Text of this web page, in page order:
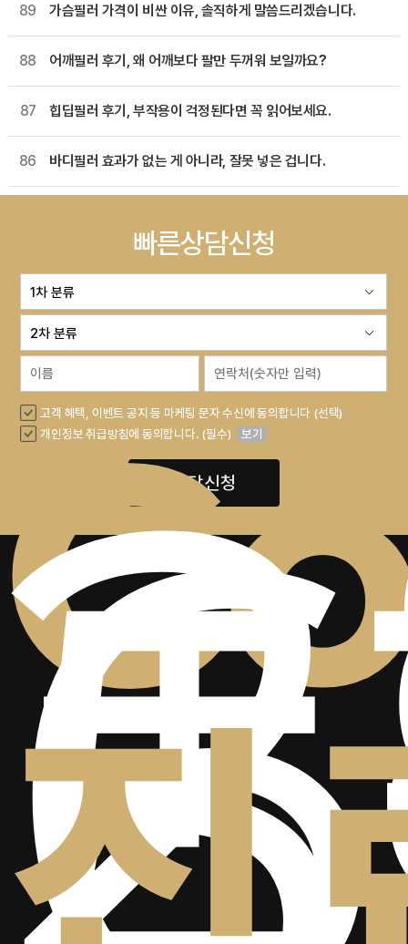
89 가슴필러 가격이 비싼 이유, 솔직하게 말씀드리겠습니다.
88 어깨필러 후기, 왜 어깨보다 팔만 두꺼워 보일까요?
87 힙딥필러 후기, 부작용이 걱정된다면 꼭 읽어보세요.
86 바디필러 효과가 없는 게 아니라, 잘못 넣은 겁니다.
빠른상담신청
고객 혜택, 이벤트 공지 등 마케팅 문자 수신에 동의합니다 (선택)
개인정보 취급방침에 동의합니다. (필수)
보기
상담신청